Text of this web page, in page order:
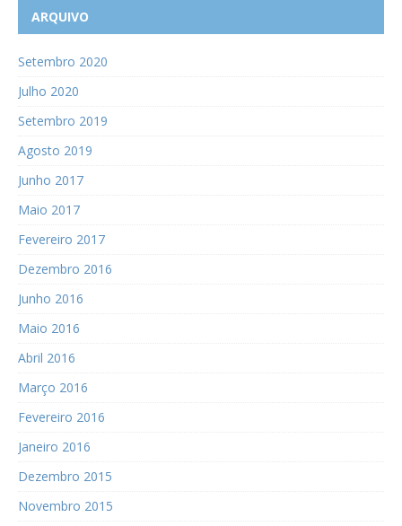
ARQUIVO
Setembro 2020
Julho 2020
Setembro 2019
Agosto 2019
Junho 2017
Maio 2017
Fevereiro 2017
Dezembro 2016
Junho 2016
Maio 2016
Abril 2016
Março 2016
Fevereiro 2016
Janeiro 2016
Dezembro 2015
Novembro 2015